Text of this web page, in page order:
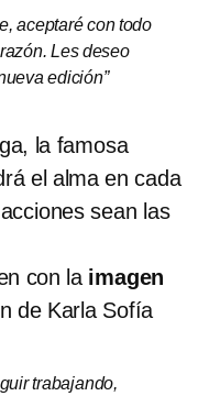
aceptaré con todo
Les deseo
edición”
la famosa
el alma en cada
sean las
con la imagen
de Karla Sofía
trabajando,